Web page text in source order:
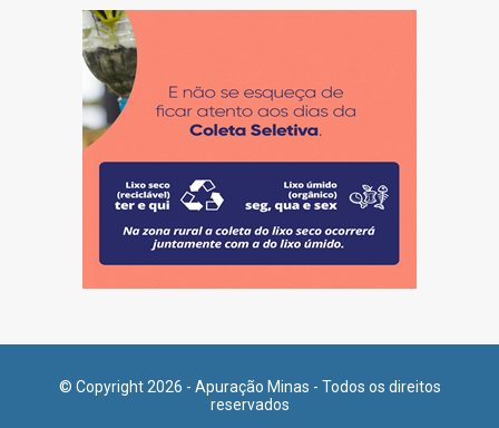
© Copyright 2026 - Apuração Minas - Todos os direitos
reservados